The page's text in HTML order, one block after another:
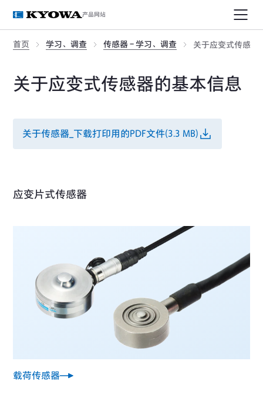
产品网站
首页 学习、调查 传感器 - 学习、调查 关于应变式传感器
关于应变式传感器的基本信息
关于传感器_下载打印用的PDF文件(3.3 MB)
应变片式传感器
载荷传感器